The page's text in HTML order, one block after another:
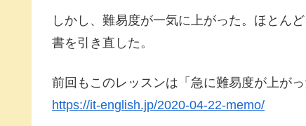
しかし、難易度が一気に上がった。ほとん
書を引き直した。
前回もこのレッスンは「急に難易度が上が
https://it-english.jp/2020-04-22-memo/